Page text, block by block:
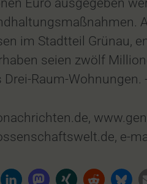
Euro ausgegeben
im Stadtteil Grünau,
seien zwölf
Drei-Raum-
e-